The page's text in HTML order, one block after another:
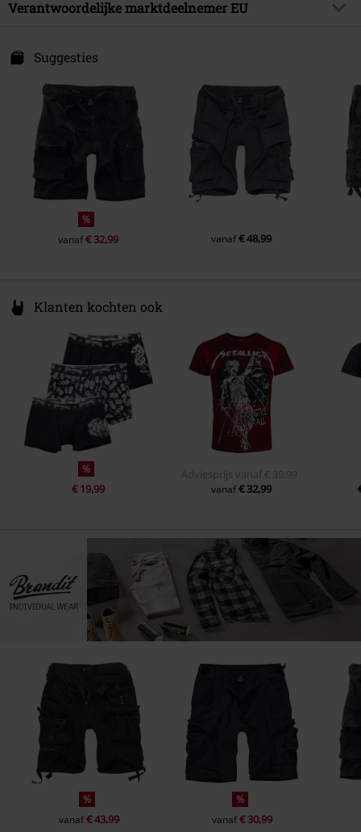
Sexe
Mannen
Verantwoordelijke marktdeelnemer EU
Spichernstraße 6A
50672 Köln
Germany
info@brandit-wear.com
Suggesties
%
vanaf€ 32,99 vanaf€ 48,99
Klanten kochten ook
%
€ 19,99
Adviesprijs vanaf € 39,99
vanaf€ 32,99
%
vanaf€ 43,99
%
vanaf€ 30,99